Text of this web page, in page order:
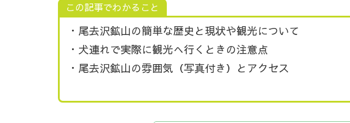
この記事でわかること
・尾去沢鉱山の簡単な歴史と現状や観光について
・犬連れで実際に観光へ行くときの注意点
・尾去沢鉱山の雰囲気（写真付き）とアクセス